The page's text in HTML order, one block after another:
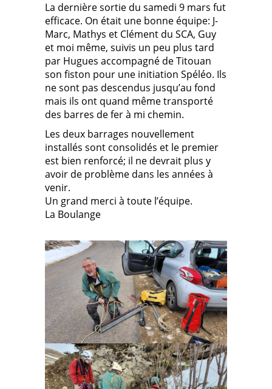
La dernière sortie du samedi 9 mars fut
efficace. On était une bonne équipe: J-
Marc, Mathys et Clément du SCA, Guy
et moi même, suivis un peu plus tard
par Hugues accompagné de Titouan
son fiston pour une initiation Spéléo. Ils
ne sont pas descendus jusqu’au fond
mais ils ont quand même transporté
des barres de fer à mi chemin.
Les deux barrages nouvellement
installés sont consolidés et le premier
est bien renforcé; il ne devrait plus y
avoir de problème dans les années à
venir.
Un grand merci à toute l’équipe.
La Boulange